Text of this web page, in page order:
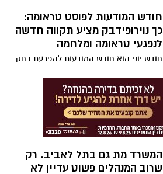
מחפשים את שעות ה־UV הגבוהות ביותר
ויוצאים לשמש כדי “להשיג צבע” ד"ר להבית
אקרמן מומחית לרפואת עור מזהירה: "הטרנד
הוויראלי החדש ברשתות החברתיות עלול
הסיכון לסרטן עור מסוג מלנומה".
חודש המודעות לפוסט טראומה:
כך נוירופידבק מציע תקווה חדשה
לנפגעי טראומה ומלחמה
חודש יוני הוא חודש המודעות להפרעת דחק
פוסט טראומטית (PTSD) • מחקרים עדכניים
מצביעים על היכולת לאמן את המוח מחדש,
להפחית תסמיני פוסט-טראומה ולהחזיר
שליטה לחיים - גם אחרי החוויות הקשות
ביותר
המשרד מת גם בתל לאביב. רק
שרוב המנהלים פשוט עדיין לא